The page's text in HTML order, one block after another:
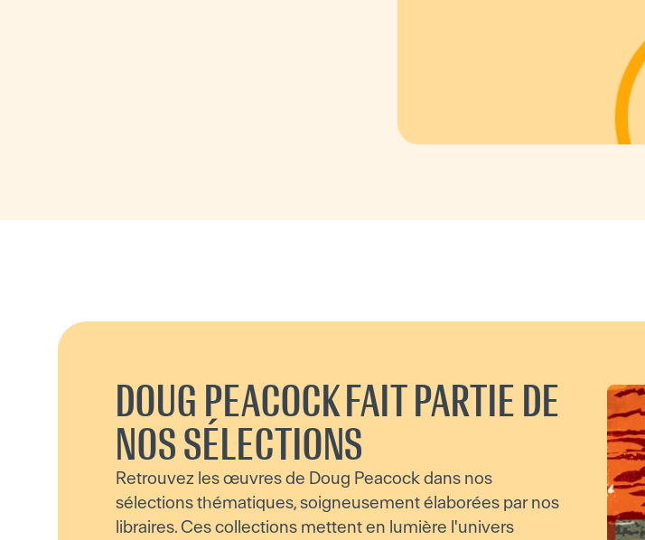
DOUG PEACOCK FAIT PARTIE DE
NOS SÉLECTIONS
Retrouvez les œuvres de Doug Peacock dans nos
sélections thématiques, soigneusement élaborées par nos
libraires. Ces collections mettent en lumière l'univers